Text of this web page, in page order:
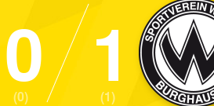
0
(0) 1
(1)